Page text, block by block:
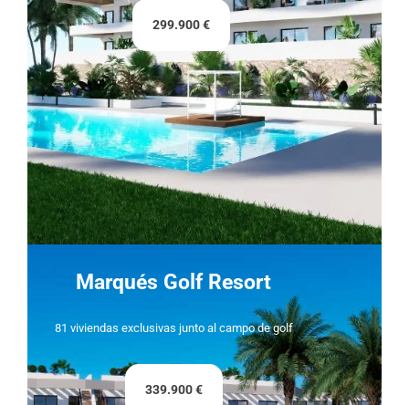
299.900 €
Marqués Golf Resort
81 viviendas exclusivas junto al campo de golf
339.900 €